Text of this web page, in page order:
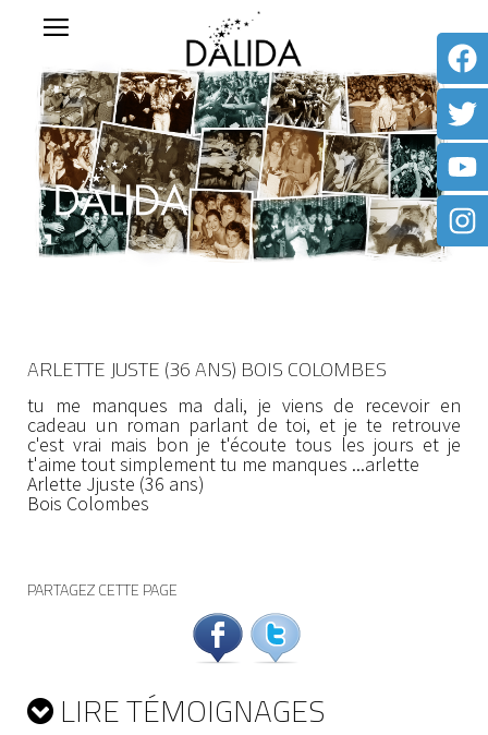
ARLETTE JUSTE (36 ANS) BOIS COLOMBES
tu me manques ma dali, je viens de recevoir en
cadeau un roman parlant de toi, et je te retrouve
c'est vrai mais bon je t'écoute tous les jours et je
t'aime tout simplement tu me manques ...arlette
Arlette Jjuste (36 ans)
Bois Colombes
PARTAGEZ CETTE PAGE
LIRE TÉMOIGNAGES